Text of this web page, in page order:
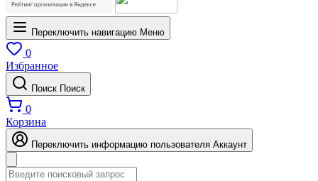
Переключить навигацию Меню
0
Избранное
Поиск Поиск
0
Корзина
Переключить информацию пользователя Аккаунт